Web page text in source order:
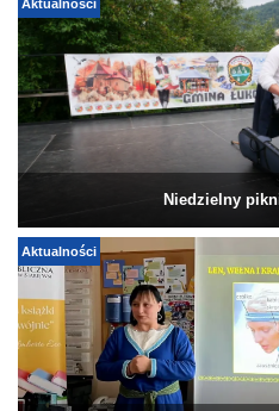
Aktualności
Niedzielny
Aktualności